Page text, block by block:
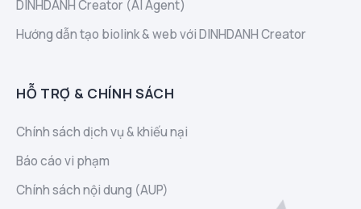
DINHDANH Creator (AI Agent)
Hướng dẫn tạo biolink & web với DINHDANH Creator
HỖ TRỢ & CHÍNH SÁCH
Chính sách dịch vụ & khiếu nại
Báo cáo vi phạm
Chính sách nội dung (AUP)